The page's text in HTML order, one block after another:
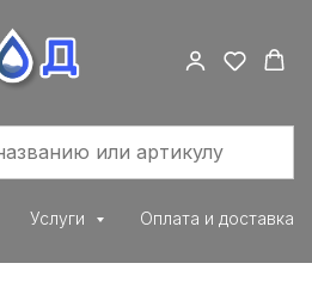
Услуги Оплата и доставка